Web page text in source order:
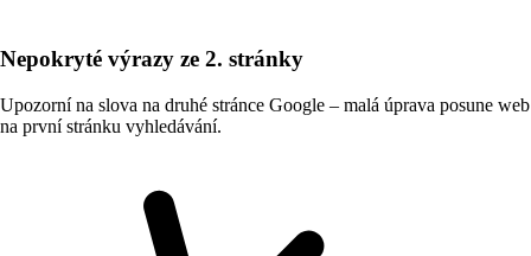
Nepokryté výrazy ze 2. stránky
Upozorní na slova na druhé stránce Google – malá úprava posune web
na první stránku vyhledávání.